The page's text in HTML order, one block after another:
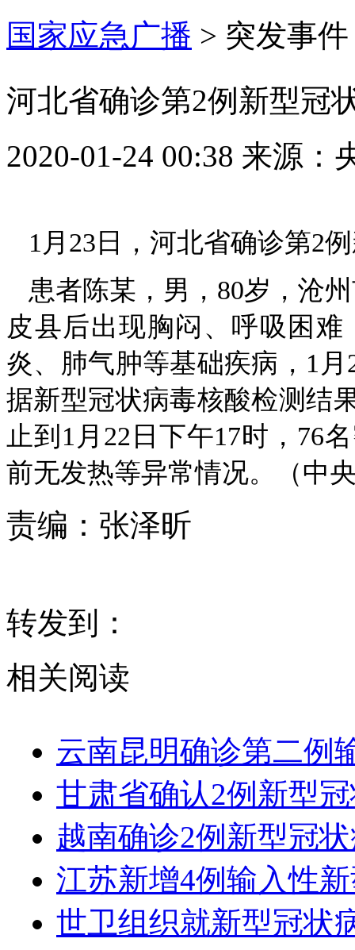
国家应急广播 > 突发事件
河北省确诊第2例新型冠
2020-01-24 00:38 来源：
1月23日，河北省确诊第2
患者陈某，男，80岁，沧
皮县后出现胸闷、呼吸困
炎、肺气肿等基础疾病，1
据新型冠状病毒核酸检测结
止到1月22日下午17时，76
前无发热等异常情况。（中
责编： 张泽昕
转发到：
相关阅读
云南昆明确诊第二例
甘肃省确认2例新型
越南确诊2例新型冠
江苏新增4例输入性
世卫组织就新型冠状